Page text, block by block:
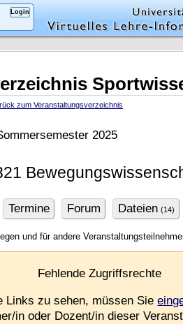
zum Veranstaltungsverzeichnis
2025
Termine Forum Dateien (14)
und für andere
Fehlende Zugriffsrechte
Links zu sehen, müssen Sie
in oder Dozent/in dieser